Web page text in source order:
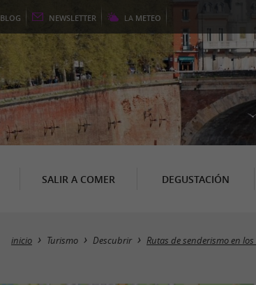
BLOG NEWSLETTER LA METEO
SALIR A COMER DEGUSTACIÓN
inicio Turismo Descubrir Rutas de senderismo en